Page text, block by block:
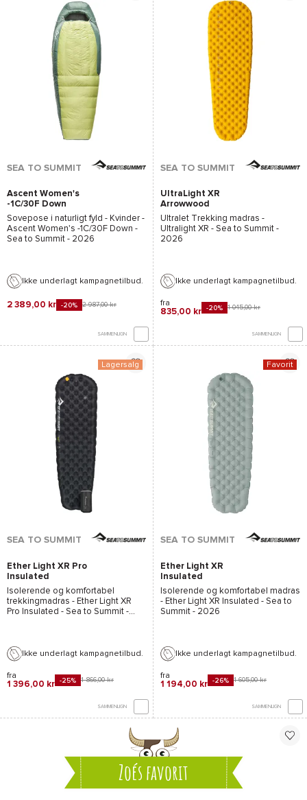
SEA TO SUMMIT
Ascent Women's
-1C/30F Down
Sovepose i naturligt fyld - Kvinder -
Ascent Women's -1C/30F Down -
Sea to Summit - 2026
Ikke underlagt kampagnetilbud.
2 389,00 kr -20% 2 987,00 kr
SAMMENLIGN
SEA TO SUMMIT
UltraLight XR
Arrowwood
Ultralet Trekking madras -
Ultralight XR - Sea to Summit -
2026
Ikke underlagt kampagnetilbud.
fra
835,00 kr -20% 1 045,00 kr
SAMMENLIGN
Lagersalg
SEA TO SUMMIT
Ether Light XR Pro
Insulated
Isolerende og komfortabel
trekkingmadras - Ether Light XR
Pro Insulated - Sea to Summit -
Ikke underlagt kampagnetilbud.
fra
1 396,00 kr -25% 1 866,00 kr
SAMMENLIGN
Favorit
SEA TO SUMMIT
Ether Light XR
Insulated
Isolerende og komfortabel madras
- Ether Light XR Insulated - Sea to
Summit - 2026
Ikke underlagt kampagnetilbud.
fra
1 194,00 kr -26% 1 605,00 kr
SAMMENLIGN
Zoés favorit